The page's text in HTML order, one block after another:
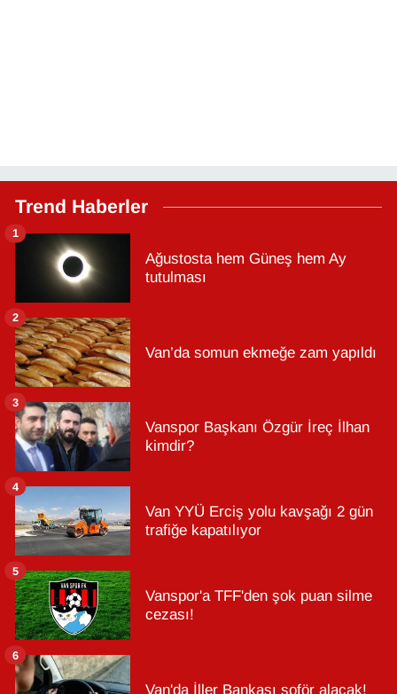
Trend Haberler
Ağustosta hem Güneş hem Ay
tutulması
1
Van’da somun ekmeğe zam yapıldı
2
Vanspor Başkanı Özgür İreç İlhan
kimdir?
3
Van YYÜ Erciş yolu kavşağı 2 gün
trafiğe kapatılıyor
4
Vanspor'a TFF'den şok puan silme
cezası!
5
Van'da İller Bankası şoför alacak!
6